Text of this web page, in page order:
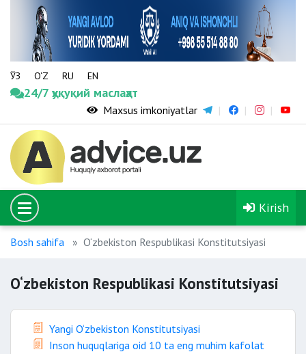
ЎЗ O‘Z RU EN
24/7 ҳуқуқий маслаҳат
Maxsus imkoniyatlar
Kirish
Bosh sahifa O‘zbekiston Respublikasi Konstitutsiyasi
O‘zbekiston Respublikasi Konstitutsiyasi
Yangi O‘zbekiston Konstitutsiyasi
Inson huquqlariga oid 10 ta eng muhim kafolat